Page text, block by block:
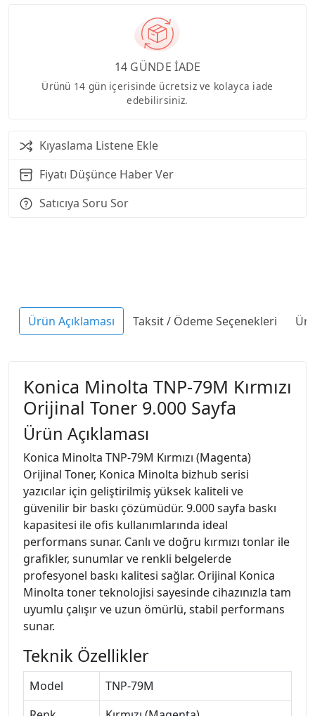
14 GÜNDE İADE
Ürünü 14 gün içerisinde ücretsiz ve kolayca iade
edebilirsiniz.
Kıyaslama Listene Ekle
Fiyatı Düşünce Haber Ver
Satıcıya Soru Sor
Ürün Açıklaması Taksit / Ödeme Seçenekleri
Konica Minolta TNP-79M Kırmızı
Orijinal Toner 9.000 Sayfa
Ürün Açıklaması
Konica Minolta TNP-79M Kırmızı (Magenta)
Orijinal Toner, Konica Minolta bizhub serisi
yazıcılar için geliştirilmiş yüksek kaliteli ve
güvenilir bir baskı çözümüdür. 9.000 sayfa baskı
kapasitesi ile ofis kullanımlarında ideal
performans sunar. Canlı ve doğru kırmızı tonlar ile
grafikler, sunumlar ve renkli belgelerde
profesyonel baskı kalitesi sağlar. Orijinal Konica
Minolta toner teknolojisi sayesinde cihazınızla tam
uyumlu çalışır ve uzun ömürlü, stabil performans
sunar.
Teknik Özellikler
Model
TNP-79M